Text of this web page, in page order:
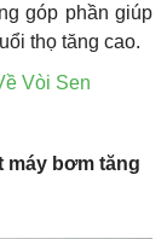
góp phần giúp
thọ tăng cao.
Vòi Sen
máy bơm tăng